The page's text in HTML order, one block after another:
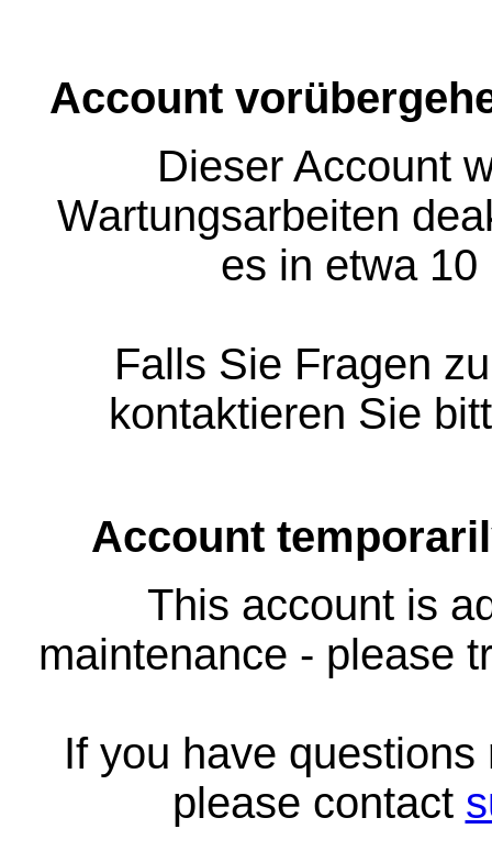
Account
Dieser Account
Wartungsarbeiten
es in etwa
Falls Sie Fragen
kontaktieren Sie
Account
This account is
maintenance - please
If you have
please contact